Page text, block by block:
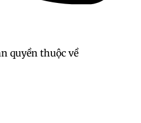
quyền thuộc về